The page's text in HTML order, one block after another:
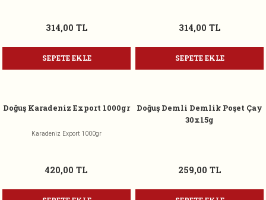
314,00 TL
SEPETE EKLE
314,00 TL
SEPETE EKLE
Doğuş Karadeniz Export 1000gr
Karadeniz Export 1000gr
420,00 TL
Doğuş Demli Demlik Poşet Çay
30x15g
259,00 TL